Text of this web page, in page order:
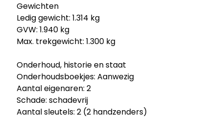
Gewichten
Ledig gewicht: 1.314 kg
GVW: 1.940 kg
Max. trekgewicht: 1.300 kg
Onderhoud, historie en staat
Onderhoudsboekjes: Aanwezig
Aantal eigenaren: 2
Schade: schadevrij
Aantal sleutels: 2 (2 handzenders)